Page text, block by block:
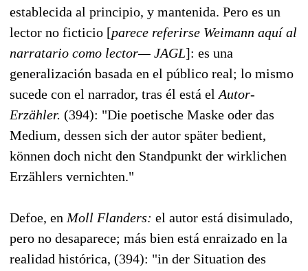
establecida al principio, y mantenida. Pero es un
lector no ficticio [parece referirse Weimann aquí al
narratario como lector— JAGL]: es una
generalización basada en el público real; lo mismo
sucede con el narrador, tras él está el Autor-
Erzähler. (394): "Die poetische Maske oder das
Medium, dessen sich der autor später bedient,
können doch nicht den Standpunkt der wirklichen
Erzählers vernichten."
Defoe, en Moll Flanders: el autor está disimulado,
pero no desaparece; más bien está enraizado en la
realidad histórica, (394): "in der Situation des